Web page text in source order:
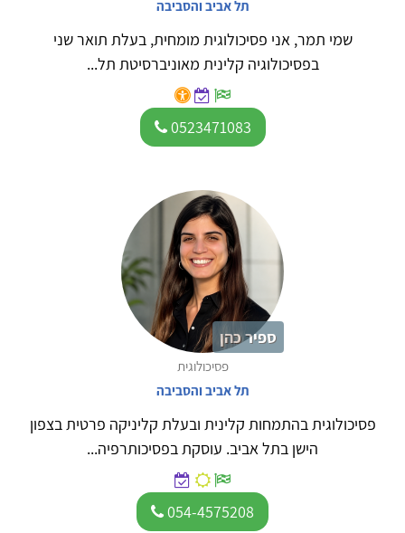
תל אביב והסביבה
שמי תמר, אני פסיכולוגית מומחית, בעלת תואר שני
בפסיכולוגיה קלינית מאוניברסיטת תל...
0523471083
ספיר כהן
פסיכולוגית
תל אביב והסביבה
פסיכולוגית בהתמחות קלינית ובעלת קליניקה פרטית בצפון
הישן בתל אביב. עוסקת בפסיכותרפיה...
054-4575208